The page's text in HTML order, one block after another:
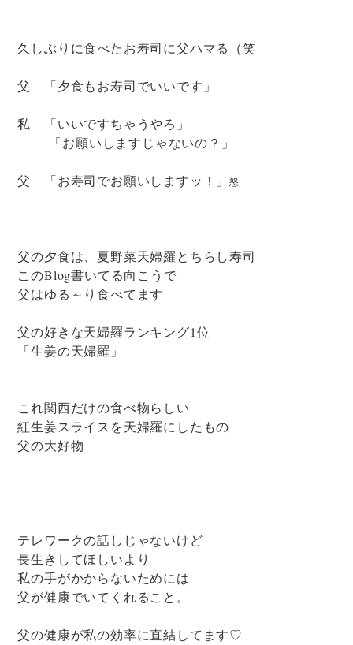
久しぶりに食べたお寿司に父ハマる（笑
父 「夕食もお寿司でいいです」
私 「いいですちゃうやろ」
「お願いしますじゃないの？」
父 「お寿司でお願いしますッ！」怒
父の夕食は、夏野菜天婦羅とちらし寿司
このBlog書いてる向こうで
父はゆる～り食べてます
父の好きな天婦羅ランキング1位
「生姜の天婦羅」
これ関西だけの食べ物らしい
紅生姜スライスを天婦羅にしたもの
父の大好物
テレワークの話しじゃないけど
長生きしてほしいより
私の手がかからないためには
父が健康でいてくれること。
父の健康が私の効率に直結してます♡